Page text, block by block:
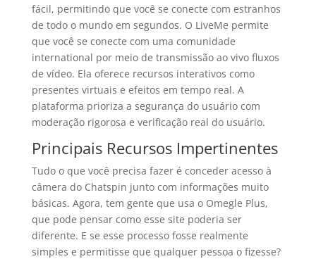
fácil, permitindo que você se conecte com estranhos
de todo o mundo em segundos. O LiveMe permite
que você se conecte com uma comunidade
international por meio de transmissão ao vivo fluxos
de vídeo. Ela oferece recursos interativos como
presentes virtuais e efeitos em tempo real. A
plataforma prioriza a segurança do usuário com
moderação rigorosa e verificação real do usuário.
Principais Recursos Impertinentes
Tudo o que você precisa fazer é conceder acesso à
câmera do Chatspin junto com informações muito
básicas. Agora, tem gente que usa o Omegle Plus,
que pode pensar como esse site poderia ser
diferente. E se esse processo fosse realmente
simples e permitisse que qualquer pessoa o fizesse?